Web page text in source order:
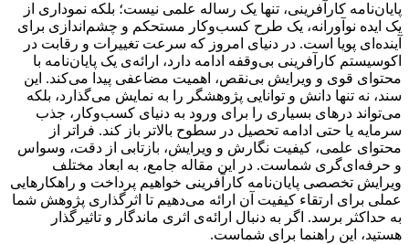
پایان‌نامه کارآفرینی، تنها یک رساله علمی نیست؛ بلکه نموداری از
یک ایده نوآورانه، یک طرح کسب‌وکار مستحکم و چشم‌اندازی برای
آینده‌ای پویا است. در دنیای امروز که سرعت تغییرات و رقابت در
اکوسیستم کارآفرینی بی‌وقفه ادامه دارد، ارائه‌ی یک پایان‌نامه با
محتوای قوی و ویرایش بی‌نقص، اهمیت مضاعفی پیدا می‌کند. این
سند، نه تنها دانش و توانایی پژوهشگر را به نمایش می‌گذارد، بلکه
می‌تواند درهای بسیاری را برای ورود به دنیای کسب‌وکار، جذب
سرمایه یا حتی ادامه تحصیل در سطوح بالاتر باز کند. فراتر از
محتوای علمی، کیفیت نگارش و ویرایش، بازتابی از دقت، وسواس
و حرفه‌ای‌گری شماست. در این مقاله جامع، به ابعاد مختلف
ویرایش تخصصی پایان‌نامه کارآفرینی خواهیم پرداخت و راهکارهایی
عملی برای ارتقاء کیفیت آن ارائه می‌دهیم تا اثرگذاری پژوهش شما
به حداکثر برسد. اگر به دنبال ارائه‌ی اثری ماندگار و تاثیرگذار
هستید، این راهنما برای شماست.